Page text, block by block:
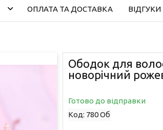
ОПЛАТА ТА ДОСТАВКА ВІДГУКИ
Ободок для
новорічний
Готово до відправки
Код: 780 Об